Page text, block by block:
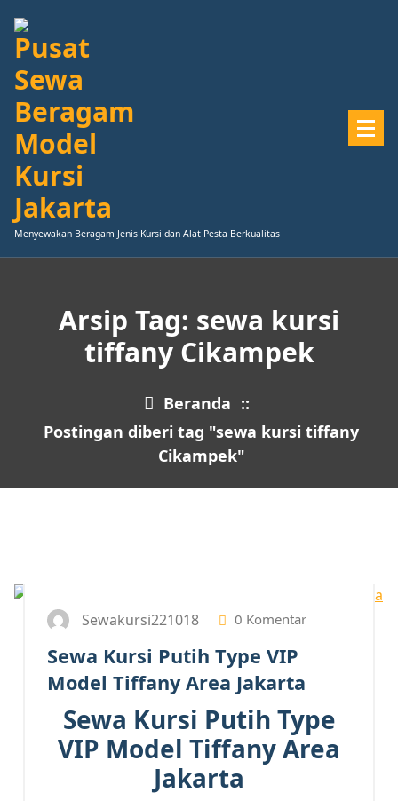
ke
konten
Menyewakan Beragam Jenis Kursi dan Alat Pesta Berkualitas
Arsip Tag: sewa kursi
tiffany Cikampek
Beranda ::
Postingan diberi tag "sewa kursi tiffany
Cikampek"
Sewakursi221018 0 Komentar
Sewa Kursi Putih Type VIP
Model Tiffany Area Jakarta
Sewa Kursi Putih Type
VIP Model Tiffany Area
Jakarta